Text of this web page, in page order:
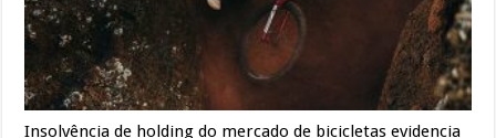
Insolvência de holding do mercado de bicicletas evidencia